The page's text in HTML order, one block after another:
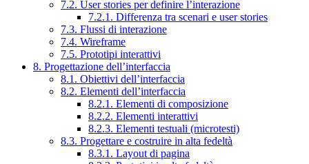
7.2. User stories per definire l’interazione
7.2.1. Differenza tra scenari e user stories
7.3. Flussi di interazione
7.4. Wireframe
7.5. Prototipi interattivi
8. Progettazione dell’interfaccia
8.1. Obiettivi dell’interfaccia
8.2. Elementi dell’interfaccia
8.2.1. Elementi di composizione
8.2.2. Elementi interattivi
8.2.3. Elementi testuali (microtesti)
8.3. Progettare e costruire in alta fedeltà
8.3.1. Layout di pagina